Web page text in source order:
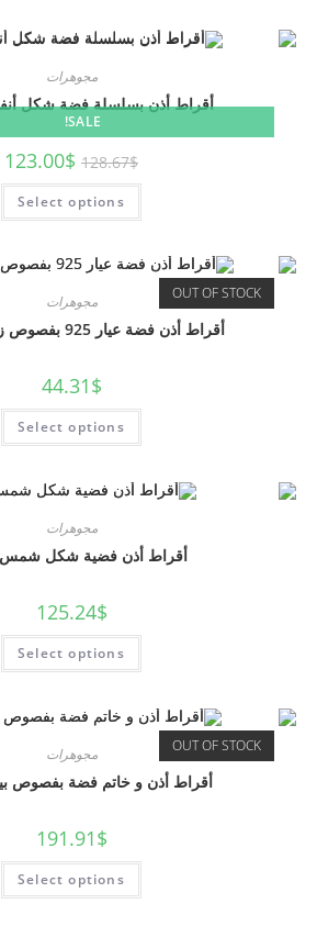
SALE!
مجوهرات
أقراط أذن بسلسلة فضة شكل
128.67$
123.00$
Select options
OUT OF STOCK مجوهرات
أقراط أذن فضة عيار 925 بفصوص زركون نسائية
44.31$
Select options
مجوهرات
أقراط أذن فضية شكل شمس
125.24$
Select options
OUT OF STOCK مجوهرات
أقراط أذن و خاتم فضة بفصوص
191.91$
Select options